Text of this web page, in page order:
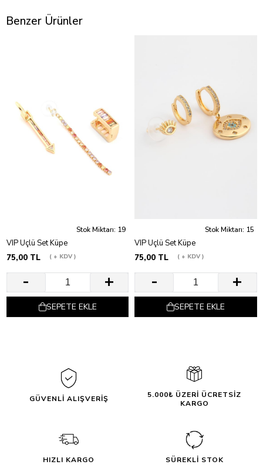
Benzer Ürünler
Stok Miktarı: 19
VIP Üçlü Set Küpe
75,00 TL
+ KDV
SEPETE EKLE
Stok Miktarı: 15
VIP Üçlü Set Küpe
75,00 TL
+ KDV
SEPETE EKLE
GÜVENLİ ALIŞVERİŞ
5.000₺ ÜZERİ ÜCRETSİZ
KARGO
HIZLI KARGO SÜREKLİ STOK